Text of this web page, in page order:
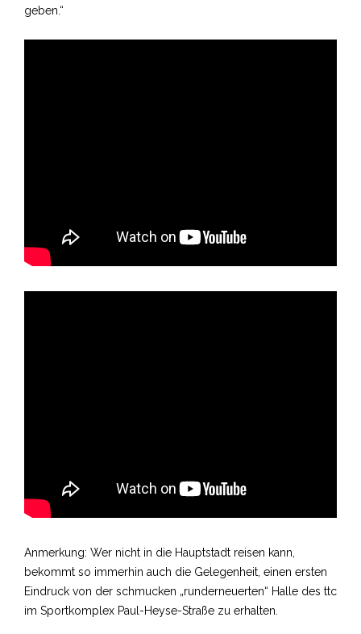
geben.“
Anmerkung: Wer nicht in die Hauptstadt reisen kann,
bekommt so immerhin auch die Gelegenheit, einen ersten
Eindruck von der schmucken „runderneuerten“ Halle des ttc
im Sportkomplex Paul-Heyse-Straße zu erhalten.